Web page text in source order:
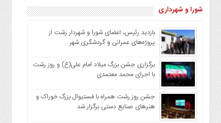
شورا و شهرداری
بازدید رئیس، اعضای شورا و شهردار رشت از
پروژه‌های عمرانی و گردشگری شهر
برگزاری جشن بزرگ میلاد امام علی(ع) و روز رشت
با اجرای محمد معتمدی
جشن روز رشت همراه با فستیوال بزرگ خوراک و
هنرهای صنایع دستی برگزار شد